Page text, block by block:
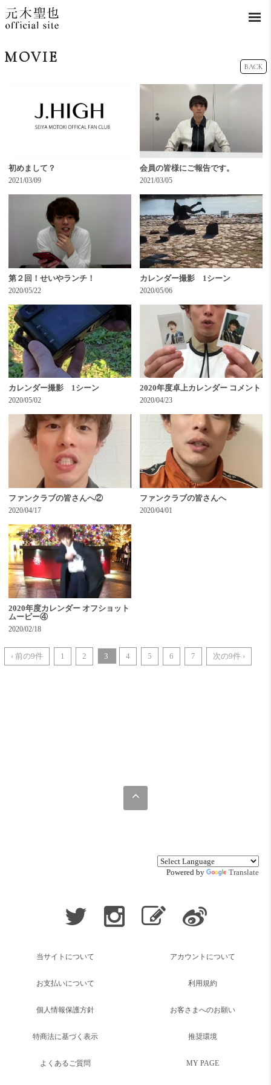
MOVIE
BACK
初めまして？
2021/03/09
会員の皆様にご報告です。
2021/03/05
第２回！せいやランチ！
2020/05/22
カレンダー撮影 1シーン
2020/05/06
カレンダー撮影 1シーン
2020/05/02
2020年度卓上カレンダー コメント
2020/04/23
ファンクラブの皆さんへ②
2020/04/17
ファンクラブの皆さんへ
2020/04/01
2020年度カレンダー オフショット
ムービー④
2020/02/18
‹ 前の9件 1 2 3 4 5 6 7 次の9件 ›
Powered by Translate
当サイトについて アカウントについて
お支払いについて 利用規約
個人情報保護方針 お客さまへのお願い
特商法に基づく表示 推奨環境
よくあるご質問 MY PAGE